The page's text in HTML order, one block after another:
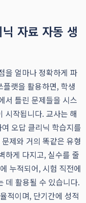
자료 자동 생
을 얼마나 정확하게 파
랫을 활용하면, 학생
서 틀린 문제들을 시스
시작됩니다. 교사는 해
오답 클리닉 학습지를
제와 거의 똑같은 유형
하게 다지고, 실수를 줄
누적되어, 시험 직전에
데 활용될 수 있습니다.
적이며, 단기간에 성적